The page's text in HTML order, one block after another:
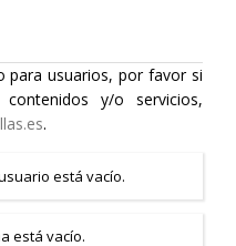
para usuarios, por favor si
y/o servicios,
.
está vacío.
está vacío.